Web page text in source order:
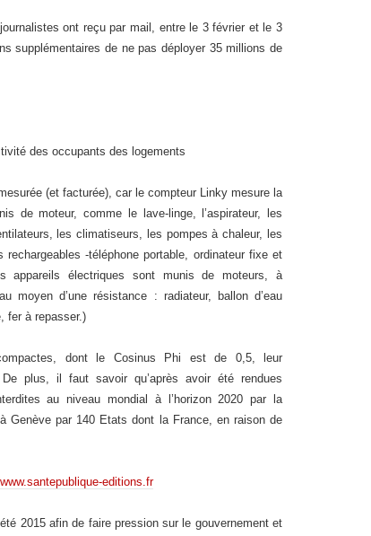
ont reçu par mail, entre le 3 février et le 3
supplémentaires de ne pas déployer 35 millions de
des occupants des logements
(et facturée), car le compteur Linky mesure la
de moteur, comme le lave-linge, l’aspirateur, les
les climatiseurs, les pompes à chaleur, les
-téléphone portable, ordinateur fixe et
appareils électriques sont munis de moteurs, à
moyen d’une résistance : radiateur, ballon d’eau
fer à repasser.)
dont le Cosinus Phi est de 0,5, leur
plus, il faut savoir qu’après avoir été rendues
au niveau mondial à l’horizon 2020 par la
Genève par 140 Etats dont la France, en raison de
editions.fr
2015 afin de faire pression sur le gouvernement et